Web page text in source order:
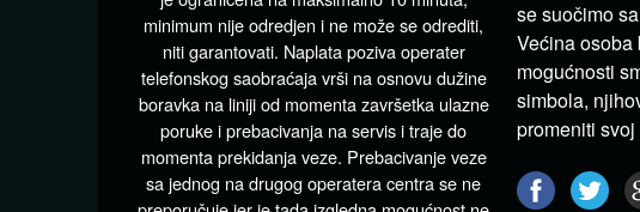
se suočimo
Većina
mogućnosti
simbola,
promeniti svoj
minimum nije odredjen i ne može se odrediti,
niti garantovati. Naplata poziva operater
telefonskog saobraćaja vrši na osnovu dužine
boravka na liniji od momenta završetka ulazne
poruke i prebacivanja na servis i traje do
momenta prekidanja veze. Prebacivanje veze
sa jednog na drugog operatera centra se ne